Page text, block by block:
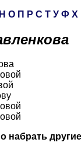
Н О П Р С Т У Ф Х
набрать